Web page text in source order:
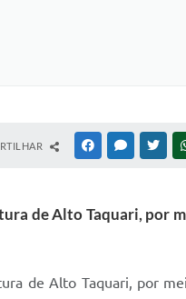
FACEBOOKMESSENGER
de Alto Taquari, por
de Alto Taquari, por